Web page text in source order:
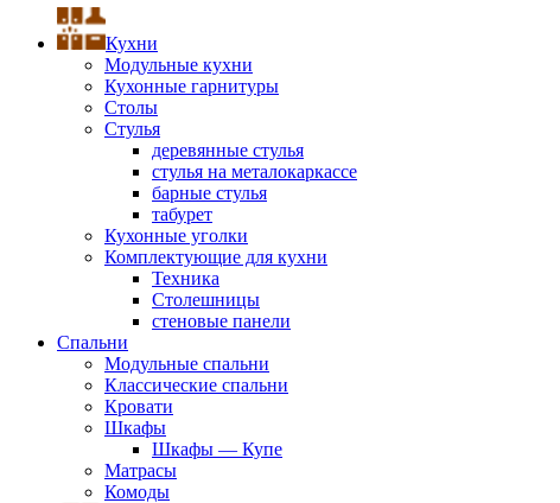
Кухни
Модульные кухни
Кухонные гарнитуры
Столы
Стулья
деревянные стулья
стулья на металокаркассе
барные стулья
табурет
Кухонные уголки
Комплектующие для кухни
Техника
Столешницы
стеновые панели
Спальни
Модульные спальни
Классические спальни
Кровати
Шкафы
Шкафы — Купе
Матрасы
Комоды